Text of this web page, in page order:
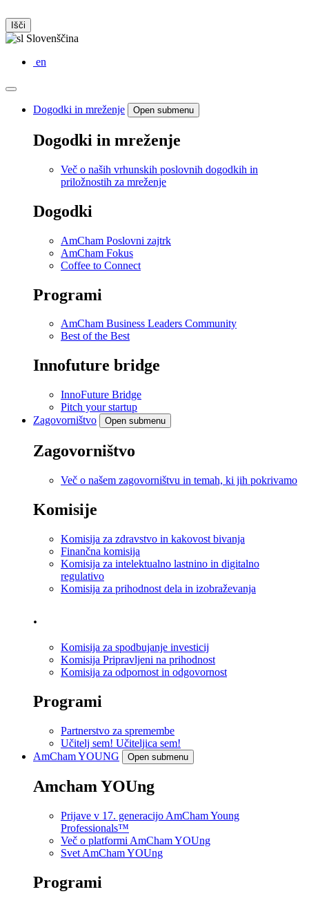
Išči
Slovenščina
en
Dogodki in mreženje Open submenu
Dogodki in mreženje
Več o naših vrhunskih poslovnih dogodkih in
priložnostih za mreženje
Dogodki
AmCham Poslovni zajtrk
AmCham Fokus
Coffee to Connect
Programi
AmCham Business Leaders Community
Best of the Best
Innofuture bridge
InnoFuture Bridge
Pitch your startup
Zagovorništvo
Open submenu
Zagovorništvo
Več o našem zagovorništvu in temah, ki jih pokrivamo
Komisije
Komisija za zdravstvo in kakovost bivanja
Finančna komisija
Komisija za intelektualno lastnino in digitalno
regulativo
Komisija za prihodnost dela in izobraževanja
.
Komisija za spodbujanje investicij
Komisija Pripravljeni na prihodnost
Komisija za odpornost in odgovornost
Programi
Partnerstvo za spremembe
Učitelj sem! Učiteljica sem!
AmChamYOUNG Open submenu
Amcham YOUng
Prijave v 17. generacijo AmCham Young
Professionals™
Več o platformi AmCham YOUng
Svet AmCham YOUng
Programi